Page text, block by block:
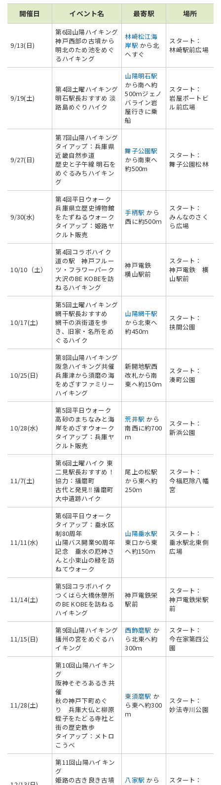
開催日 イベント名 最寄駅 場所
9/13(日)
第6回山陽ハイキング
神戸西部の古墳から
明北のため池をめぐ
るハイキング
林崎松江海
岸駅 から北
へすぐ
スタート：
林崎駅前広場
9/19(土)
第4回土曜ハイキング
明石駅長おすすめ 淡
路島めぐりハイク
山陽明石駅
から南へ約
500ｍジェノ
バライン岩
屋行きに乗
船
スタート：
岩屋ポートビ
ル前広場
9/27(日)
第7回山陽ハイキング
タイアップ：兵庫県
近畿自然歩道
歴史と子午線 明石を
めぐるみちハイキン
グ
舞子公園駅
から南東へ
約500m
スタート：
舞子公園松林
9/30(水)
第4回平日ウォーク
兵庫県立歴史博物館
をたずねるウォーク
タイアップ：姫路ヤ
クルト販売
手柄駅 から
西に約500ｍ
スタート：
みんなのさく
ら広場
10/10（土）
第4回コラボハイク
道の駅 神戸フルー
ツ・フラワーパーク
大沢のBE KOBEを訪
ねるハイキング
神戸電鉄
横山駅前
スタート：
神戸電鉄 横
山駅前
10/17(土)
第5回土曜ハイキング
網干駅長おすすめ
網干の浜街道を歩
き、旧家・名所をめ
ぐるハイク
山陽網干駅
から北東へ
約450ｍ
スタート：
挟間公園
10/25(日)
第8回山陽ハイキング
阪急ハイキング共催
兵庫津から須磨の海
をめざすファミリー
ハイキング
新開地駅西
改札から南
東へ約150ｍ
スタート：
湊町公園
10/28(水)
第5回平日ウォーク
高砂のまちなみと海
岸をめざすウォーク
タイアップ：兵庫ヤ
クルト販売
荒井駅 から
南西に約700
ｍ
スタート：
新浜公園
11/7(土)
第6回土曜ハイク 東
二見駅長おすすめ！
協力：播磨町
古代と発見‼ 播磨町
大中遺跡ハイク
尾上の松駅
から東へ約
250ｍ
スタート：
今福厄除八幡
宮
11/11(水)
第6回平日ウォーク
タイアップ：垂水区
制80周年
山陽バス開業90周年
記念 垂水の厄神さ
んと小束山の緑を訪
ねてウォーク
山陽垂水駅
東口から東
へ約150ｍ
スタート：
垂水駅北東側
広場
11/14(土)
第5回コラボハイク
つくはら大橋休憩所
のBE KOBEを訪ねる
ハイキング
神戸電鉄栄
駅前
スタート：
神戸電鉄栄駅
前
11/15(日)
第9回山陽ハイキング
播州の宮をめぐるハ
イキング
西飾磨駅 か
ら北東へ約
300ｍ
スタート：
今在家第四公
園
11/28(土)
第10回山陽ハイキン
グ
阪神そぞろあるき共
催
秋の神戸下町めぐ
り 兵庫大仏と柳原
蛭子をたどる寺社と
街の歴史散歩
タイアップ：メトロ
こうべ
東須磨駅 か
ら東へ約300
ｍ
スタート：
妙法寺川公園
第11回山陽ハイキン
グ
姫路の古き良き古墳
八家駅 から
スタート：